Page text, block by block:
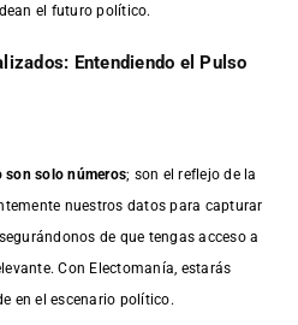
el futuro político.
Entendiendo el Pulso
son solo números; son el reflejo de la
nuestros datos para capturar
de que tengas acceso a
Con Electomanía, estarás
en el escenario político.